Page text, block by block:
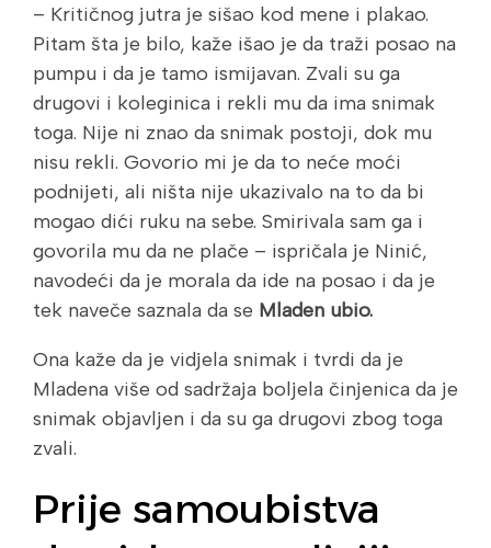
– Kritičnog jutra je sišao kod mene i plakao.
Pitam šta je bilo, kaže išao je da traži posao na
pumpu i da je tamo ismijavan. Zvali su ga
drugovi i koleginica i rekli mu da ima snimak
toga. Nije ni znao da snimak postoji, dok mu
nisu rekli. Govorio mi je da to neće moći
podnijeti, ali ništa nije ukazivalo na to da bi
mogao dići ruku na sebe. Smirivala sam ga i
govorila mu da ne plače – ispričala je Ninić,
navodeći da je morala da ide na posao i da je
tek naveče saznala da se Mladen ubio.
Ona kaže da je vidjela snimak i tvrdi da je
Mladena više od sadržaja boljela činjenica da je
snimak objavljen i da su ga drugovi zbog toga
zvali.
Prije samoubistva